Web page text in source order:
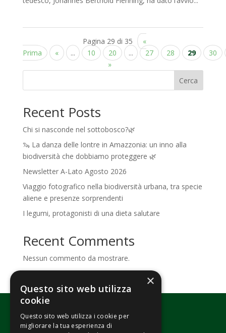
Pagina 29 di 35
«
Prima
« ... 10 20 ... 27 28 29
30
»
Cerca
Recent Posts
Chi si nasconde nel sottobosco?🌿
🦦 La danza delle lontre in Amazzonia: un inno alla
biodiversità che dobbiamo proteggere 🌿
Newsletter A-Lato Agosto 2026
Viaggio fotografico nella biodiversità urbana, tra specie
aliene e presenze sorprendenti
I legumi, protagonisti di una dieta salutare
Recent Comments
Nessun commento da mostrare.
×
Questo sito web utilizza
cookie
Questo sito web utilizza i cookie per
migliorare la tua esperienza di